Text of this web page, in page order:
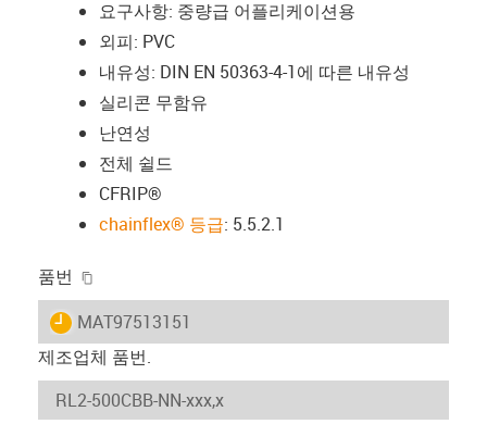
요구사항: 중량급 어플리케이션용
외피: PVC
내유성: DIN EN 50363-4-1에 따른 내유성
실리콘 무함유
난연성
전체 쉴드
CFRIP®
chainflex® 등급: 5.5.2.1
품번
igus-icon-lieferzeit
MAT97513151
제조업체 품번.